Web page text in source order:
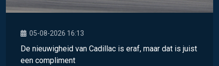
05-08-2026 16:13
De nieuwigheid van Cadillac is eraf, maar dat is juist
een compliment